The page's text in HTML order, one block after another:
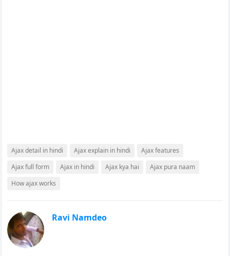
Ajax detail in hindi Ajax explain in hindi
Ajax features
Ajax full form
Ajax in hindi Ajax kya hai
Ajax pura naam
How ajax works
Ravi Namdeo